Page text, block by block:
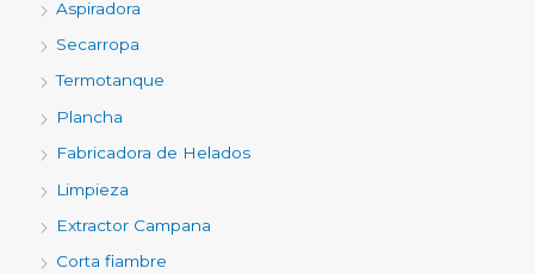
Aspiradora
Secarropa
Termotanque
Plancha
Fabricadora de Helados
Limpieza
Extractor Campana
Corta fiambre